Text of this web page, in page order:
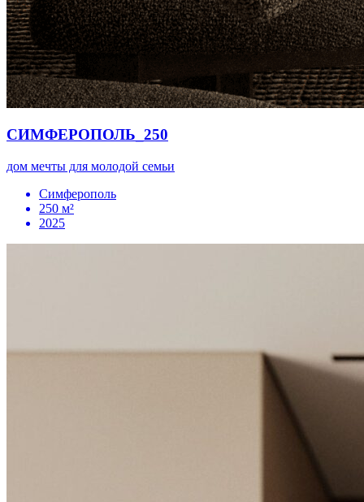
СИМФЕРОПОЛЬ_250
дом мечты для молодой семьи
Симферополь
250 м²
2025